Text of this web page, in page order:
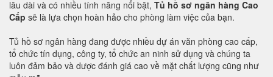
lâu dài và có nhiều tính năng nổi bật, Tủ hồ sơ ngân hàng Cao
Cấp sẽ là lựa chọn hoàn hảo cho phòng làm việc của bạn.
Tủ hồ sơ ngân hàng đang được nhiều dự án văn phòng cao cấp,
tổ chức tín dụng, công ty, tổ chức an ninh sử dụng và chúng ta
luôn đảm bảo và dược đánh giá cao về mặt chất lượng cũng như